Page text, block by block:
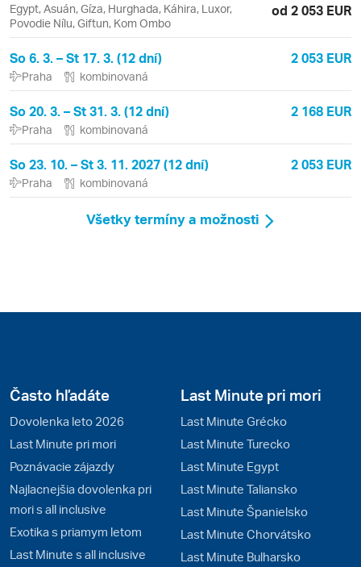
Egypt, Asuán, Gíza, Hurghada, Káhira, Luxor,
Povodie Nílu, Giftun, Kom Ombo
od 2 053 EUR
So 6. 3. – St 17. 3. (12 dní) 2 053 EUR
Praha kombinovaná
So 20. 3. – St 31. 3. (12 dní) 2 168 EUR
Praha kombinovaná
So 23. 10. – St 3. 11. 2027 (12 dní) 2 053 EUR
Praha kombinovaná
Všetky termíny a možnosti
Často hľadáte
Dovolenka leto 2026
Last Minute pri mori
Poznávacie zájazdy
Najlacnejšia dovolenka pri
mori s all inclusive
Exotika s priamym letom
Last Minute s all inclusive
Last Minute pri mori
Last Minute Grécko
Last Minute Turecko
Last Minute Egypt
Last Minute Taliansko
Last Minute Španielsko
Last Minute Chorvátsko
Last Minute Bulharsko